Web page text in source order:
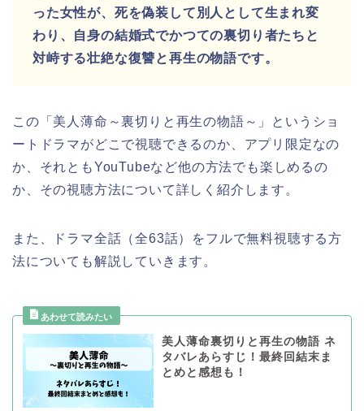
った女性が、死を偽装して別人として生まれ変
わり、自身の結婚式でかつての裏切り者たちと
対峙する壮絶な復讐と再生の物語です。
この「美人薄命～裏切りと再生の物語～」
というショ
ートドラマがどこで視聴できるのか、アプリ限定なの
か、それともYouTubeなど他の方法でも楽しめるの
か、その視聴方法について詳しく紹介します。
また、ドラマ全話（全63話）をフルで無料視聴する方
法についても解説していきます。
美人薄命裏切りと再生の物語 ネ
タバレあらすじ！最終回結末ま
とめと感想も！